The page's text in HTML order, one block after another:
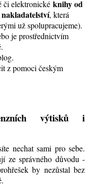
či elektronické knihy od
, která
už spolupracujeme).
je prostřednictvím
z pomoci českým
výtisků i
nechat sami pro sebe.
ze správného důvodu -
by nezůstal bez